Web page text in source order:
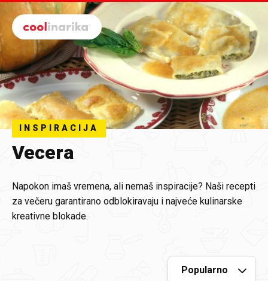
Preskoči na glavni sadržaj
INSPIRACIJA
Vecera
Napokon imaš vremena, ali nemaš inspiracije? Naši recepti
za večeru garantirano odblokiravaju i najveće kulinarske
kreativne blokade.